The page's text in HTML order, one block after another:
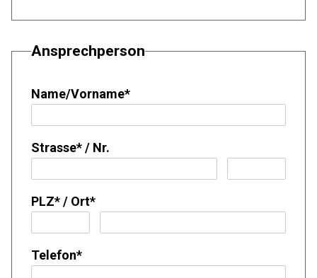
Ansprechperson
Name/Vorname*
Strasse*/ Nr.
PLZ*/ Ort*
Telefon*